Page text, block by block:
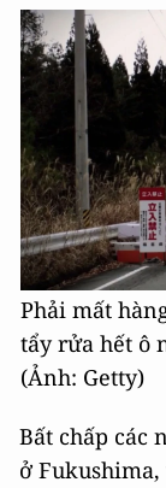
Phải mất
tẩy rửa hết ô
(Ảnh: Getty)
Bất chấp các
ở